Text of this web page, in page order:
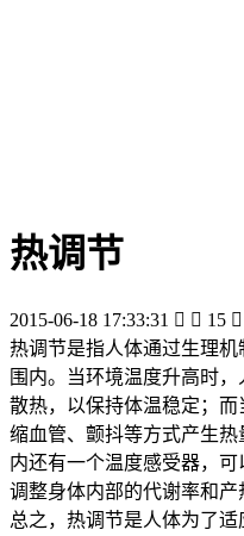
热调节
2015-06-18 17:33:31   15 
热调节是指人体通过生理
围内。当环境温度升高时
散热，以保持体温稳定；
缩血管、颤抖等方式产生
内还有一个温度感受器，
调整身体内部的代谢率和产
总之，热调节是人体为了